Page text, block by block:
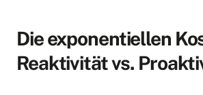
Die exponentiellen
Reaktivität vs.